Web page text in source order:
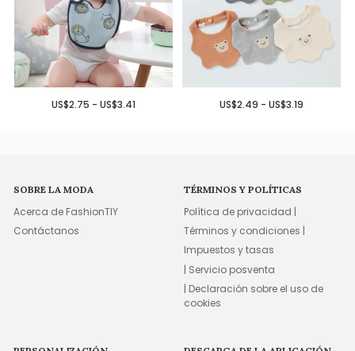
US$2.75 - US$3.41 US$2.49 - US$3.19
SOBRE LA MODA
Acerca de FashionTIY
Contáctanos
TÉRMINOS Y POLÍTICAS
Política de privacidad |
Términos y condiciones |
Impuestos y tasas
| Servicio posventa
| Declaración sobre el uso de
cookies